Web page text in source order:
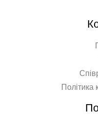
Політика